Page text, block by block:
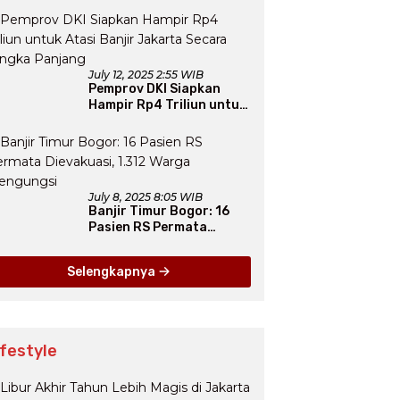
Arab Saudi
July 12, 2025 2:55 WIB
Pemprov DKI Siapkan
Hampir Rp4 Triliun untuk
Secara Jangka Panjang
July 8, 2025 8:05 WIB
Banjir Timur Bogor: 16
Pasien RS Permata
Mengungsi
Selengkapnya